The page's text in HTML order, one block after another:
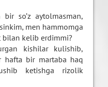
so’z aytolmasman,
men hammomga
bilan kelib erdimmi?
kishilar kulishib,
hafta bir martaba haq
ketishga rizolik